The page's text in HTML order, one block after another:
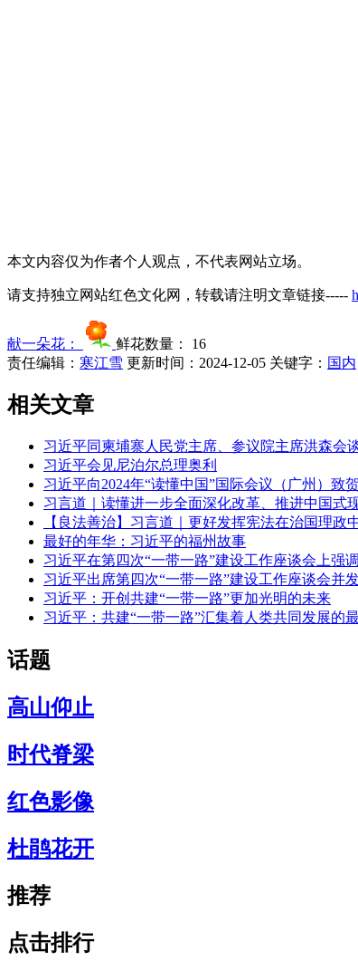
本文内容仅为作者个人观点，不代表网站立场。
请支持独立网站红色文化网，转载请注明文章链接-----
献一朵花： 鲜花数量： 16
责任编辑： 寒江雪 更新时间：2024-12-05 关键字： 国内
相关文章
习近平同柬埔寨人民党主席、参议院主席洪森会
习近平会见尼泊尔总理奥利
习近平向2024年“读懂中国”国际会议（广州）致
习言道｜读懂进一步全面深化改革、推进中国式
【良法善治】习言道｜更好发挥宪法在治国理政
最好的年华：习近平的福州故事
习近平在第四次“一带一路”建设工作座谈会上强
习近平出席第四次“一带一路”建设工作座谈会并
习近平：开创共建“一带一路”更加光明的未来
习近平：共建“一带一路”汇集着人类共同发展的
话题
高山仰止
时代脊梁
红色影像
杜鹃花开
推荐
点击排行